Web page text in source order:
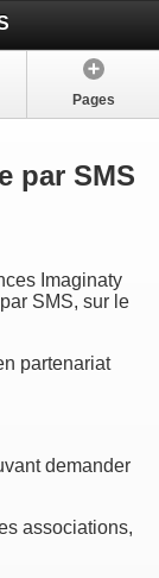
Pages
par SMS
Imaginaty
SMS, sur le
partenariat
demander
associations,